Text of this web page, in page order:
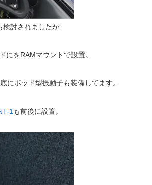
検討されましたが
をRAMマウントで設置。
にポッド型振動子も装備してます。
1も前後に設置。